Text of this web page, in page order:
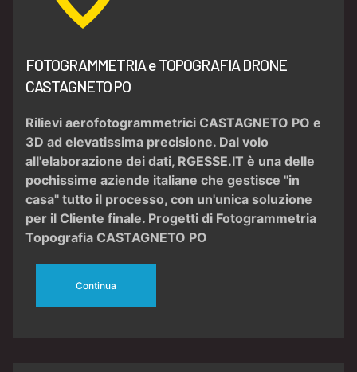
FOTOGRAMMETRIA e TOPOGRAFIA DRONE
CASTAGNETO PO
Rilievi aerofotogrammetrici CASTAGNETO PO e
3D ad elevatissima precisione. Dal volo
all'elaborazione dei dati, RGESSE.IT è una delle
pochissime aziende italiane che gestisce "in
casa" tutto il processo, con un'unica soluzione
per il Cliente finale. Progetti di Fotogrammetria
Topografia CASTAGNETO PO
Continua